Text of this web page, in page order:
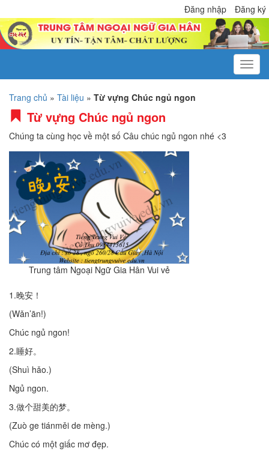
Đăng nhập Đăng ký
Trang chủ » Tài liệu » Từ vựng Chúc ngủ ngon
Từ vựng Chúc ngủ ngon
Chúng ta cùng học về một số Câu chúc ngủ ngon nhé <3
Trung tâm Ngoại Ngữ Gia Hân Vui vẻ
1.晚安！
(Wǎn’ān!)
Chúc ngủ ngon!
2.睡好。
(Shuì hǎo.)
Ngủ ngon.
3.做个甜美的梦。
(Zuò ge tiánměi de mèng.)
Chúc có một giấc mơ đẹp.